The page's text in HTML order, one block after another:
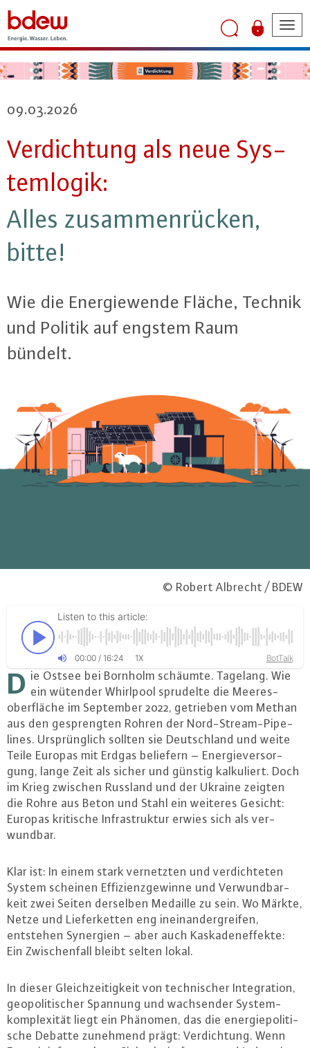
09.03.2026
Ver­dich­tung als neue Sys­
tem­lo­gik:
Alles zu­sam­men­rü­cken,
bitte!
Wie die En­er­gie­wen­de Fläche, Technik
und Politik auf engstem Raum
bündelt.
© Robert Albrecht / BDEW
Listen to this article:
00:00/ 16:24 1X BotTalk
D ie Ostsee bei Bornholm schäumte. Tagelang. Wie
ein wütender Whirlpool sprudelte die Mee­res­
ober­flä­che im September 2022, getrieben vom Methan
aus den ge­spreng­ten Rohren der Nord-Stream-Pipe­
lines. Ur­sprüng­lich sollten sie Deutsch­land und weite
Teile Europas mit Erdgas beliefern – En­er­gie­ver­sor­
gung, lange Zeit als sicher und günstig kal­ku­liert. Doch
im Krieg zwischen Russland und der Ukraine zeigten
die Rohre aus Beton und Stahl ein weiteres Gesicht:
Europas kritische In­fra­struk­tur erwies sich als ver­
wund­bar.
Klar ist: In einem stark ver­netz­ten und ver­dich­te­ten
System scheinen Ef­fi­zi­enz­ge­win­ne und Ver­wund­bar­
keit zwei Seiten derselben Medaille zu sein. Wo Märkte,
Netze und Lie­fer­ket­ten eng in­ein­an­der­grei­fen,
entstehen Synergien – aber auch Kas­ka­den­ef­fek­te:
Ein Zwi­schen­fall bleibt selten lokal.
In dieser Gleich­zei­tig­keit von tech­ni­scher In­te­gra­ti­on,
geo­po­li­ti­scher Spannung und wach­sen­der Sys­tem­
kom­ple­xi­tät liegt ein Phänomen, das die en­er­gie­po­li­ti­
sche Debatte zunehmend prägt: Ver­dich­tung. Wenn